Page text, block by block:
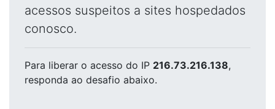
acessos suspeitos a sites hospedados
conosco.
Para liberar o acesso do IP 216.73.216.138,
responda ao desafio abaixo.